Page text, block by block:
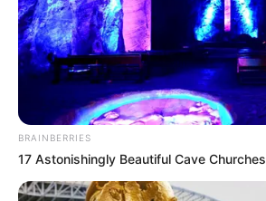
BRAINBERRIES
17 Astonishingly Beautiful Cave Churches